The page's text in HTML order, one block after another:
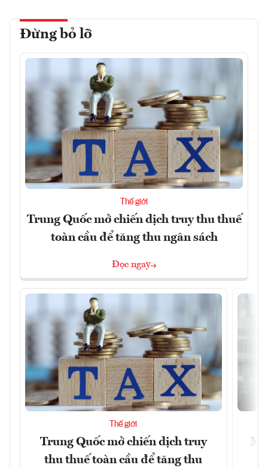
Đừng bỏ lỡ
Thế giới
Trung Quốc mở chiến dịch truy thu thuế
toàn cầu để tăng thu ngân sách
Đọc ngay
Thế giới
Trung Quốc mở chiến dịch truy
thu thuế toàn cầu để tăng thu